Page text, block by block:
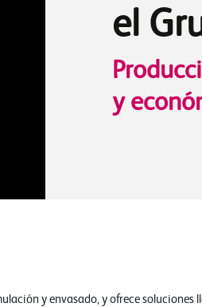
el
y
y envasado, y ofrece soluciones